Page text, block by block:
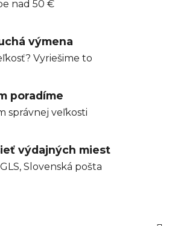
nad 50 €
výmena
Vyriešime to
poradíme
správnej veľkosti
výdajných miest
Slovenská pošta